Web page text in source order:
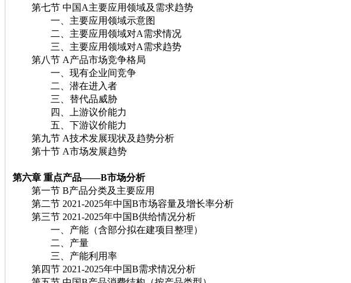
第七节 中国A主要应用领域及需求趋势
一、主要应用领域示意图
二、主要应用领域对A需求情况
三、主要应用领域对A需求趋势
第八节 A产品市场竞争格局
一、现有企业间竞争
二、潜在进入者
三、替代品威胁
四、上游议价能力
五、下游议价能力
第九节 A技术发展现状及趋势分析
第十节 A市场发展趋势
第六章 重点产品——B市场分析
第一节 B产品分类及主要应用
第二节 2021-2025年中国B市场容量及增长率分析
第三节 2021-2025年中国B供给情况分析
一、产能（含部分拟在建项目整理）
二、产量
三、产能利用率
第四节 2021-2025年中国B需求情况分析